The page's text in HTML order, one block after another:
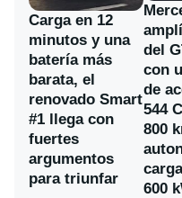
Carga en 12
minutos y una
batería más
barata, el
renovado Smart
#1 llega con
fuertes
argumentos
para triunfar
del
con
de
544
800
600